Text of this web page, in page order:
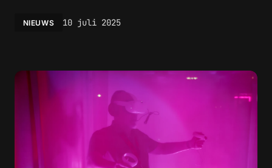
NIEUWS 10 juli 2025